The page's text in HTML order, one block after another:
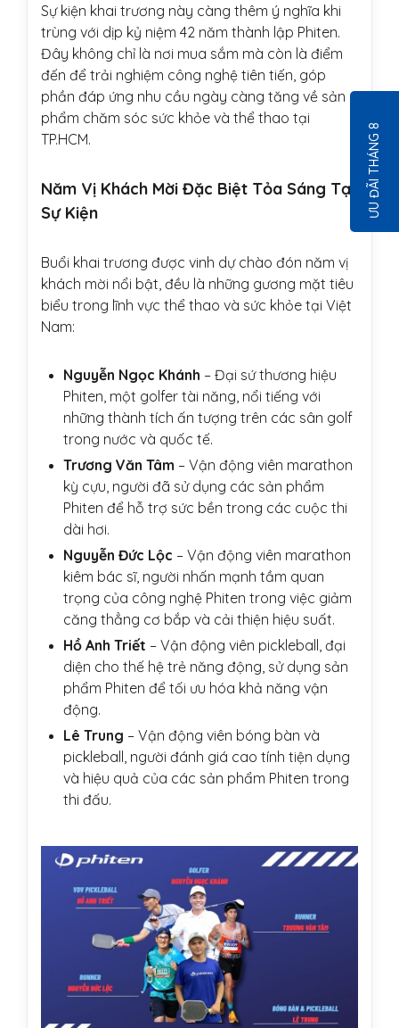
Sự kiện khai trương này càng thêm ý nghĩa khi
trùng với dịp kỷ niệm 42 năm thành lập Phiten.
Đây không chỉ là nơi mua sắm mà còn là điểm
đến để trải nghiệm công nghệ tiên tiến, góp
phần đáp ứng nhu cầu ngày càng tăng về sản
phẩm chăm sóc sức khỏe và thể thao tại
TP.HCM.
Năm Vị Khách Mời Đặc Biệt Tỏa Sáng Tại
Sự Kiện
Buổi khai trương được vinh dự chào đón năm vị
khách mời nổi bật, đều là những gương mặt tiêu
biểu trong lĩnh vực thể thao và sức khỏe tại Việt
Nam:
Nguyễn Ngọc Khánh – Đại sứ thương hiệu
Phiten, một golfer tài năng, nổi tiếng với
những thành tích ấn tượng trên các sân golf
trong nước và quốc tế.
Trương Văn Tâm – Vận động viên marathon
kỳ cựu, người đã sử dụng các sản phẩm
Phiten để hỗ trợ sức bền trong các cuộc thi
dài hơi.
Nguyễn Đức Lộc – Vận động viên marathon
kiêm bác sĩ, người nhấn mạnh tầm quan
trọng của công nghệ Phiten trong việc giảm
căng thẳng cơ bắp và cải thiện hiệu suất.
Hồ Anh Triết – Vận động viên pickleball, đại
diện cho thế hệ trẻ năng động, sử dụng sản
phẩm Phiten để tối ưu hóa khả năng vận
động.
Lê Trung – Vận động viên bóng bàn và
pickleball, người đánh giá cao tính tiện dụng
và hiệu quả của các sản phẩm Phiten trong
thi đấu.
ƯU ĐÃI THÁNG 8